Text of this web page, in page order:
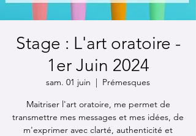
Stage : L'art oratoire -
1er Juin 2024
sam. 01 juin
  |
Prémesques
Maitriser l'art oratoire, me permet de
transmettre mes messages et mes idées, de
m'exprimer avec clarté, authenticité et